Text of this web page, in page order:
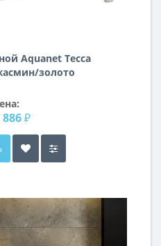
Aquanet Тесса
золото
886 ₽